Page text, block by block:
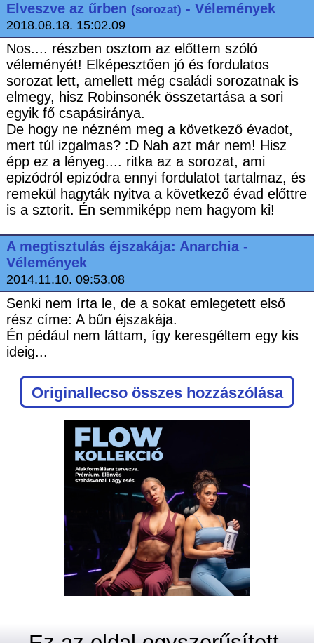
Elveszve az űrben (sorozat) - Vélemények
2018.08.18. 15:02.09
Nos.... részben osztom az előttem szóló
véleményét! Elképesztően jó és fordulatos
sorozat lett, amellett még családi sorozatnak is
elmegy, hisz Robinsonék összetartása a sori
egyik fő csapásiránya.
De hogy ne nézném meg a következő évadot,
mert túl izgalmas? :D Nah azt már nem! Hisz
épp ez a lényeg.... ritka az a sorozat, ami
epizódról epizódra ennyi fordulatot tartalmaz, és
remekül hagyták nyitva a következő évad előttre
is a sztorit. Én semmiképp nem hagyom ki!
A megtisztulás éjszakája: Anarchia -
Vélemények
2014.11.10. 09:53.08
Senki nem írta le, de a sokat emlegetett első
rész címe: A bűn éjszakája.
Én pédául nem láttam, így keresgéltem egy kis
ideig...
Originallecso összes hozzászólása